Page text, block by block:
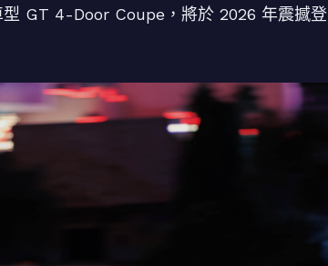
GT 4-Door Coupe，將於 2026 年震撼登